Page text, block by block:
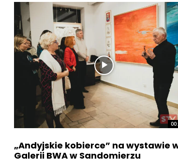
„Andyjskie kobierce” na wystawie
Galerii BWA w Sandomierzu